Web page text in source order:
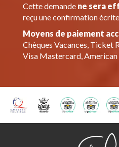
Cette demande ne sera
reçu une confirmation
Moyens de paiement
Chèques Vacances, Ticket
Visa Mastercard, American